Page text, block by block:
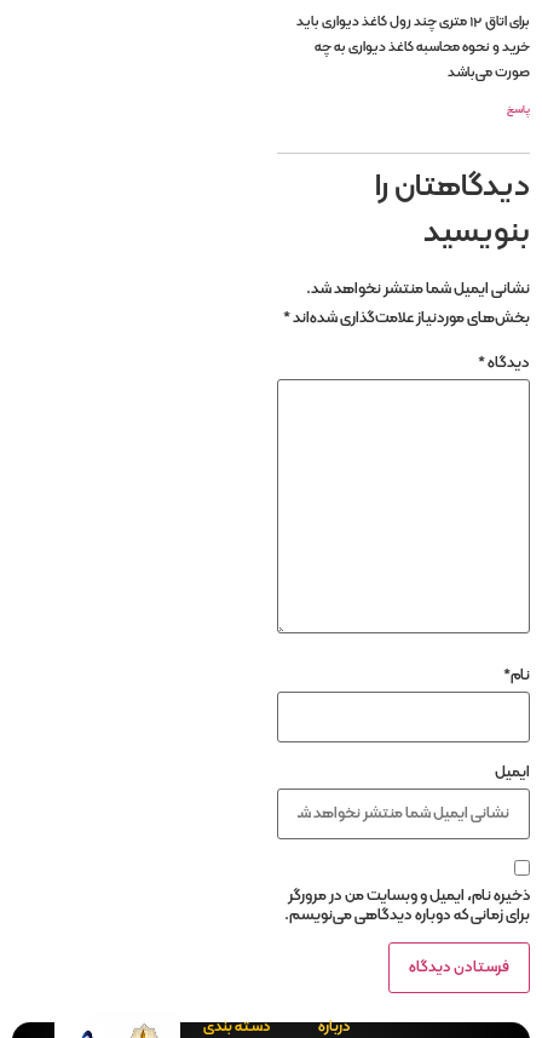
برای اتاق ۱۲ متری چند رول کاغذ دیواری باید
خرید و نحوه محاسبه کاغذ دیواری به چه
صورت می‌باشد
پاسخ
دیدگاهتان را
بنویسید
نشانی ایمیل شما منتشر نخواهد شد.
بخش‌های موردنیاز علامت‌گذاری شده‌اند*
دیدگاه*
نام*
ایمیل
ذخیره نام، ایمیل و وبسایت من در مرورگر
برای زمانی که دوباره دیدگاهی می‌نویسم.
درباره
دسته بندی